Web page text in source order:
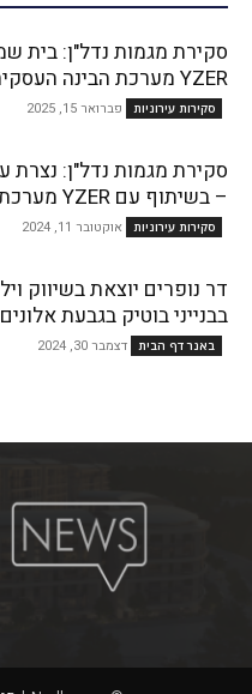
סקירת מגמות נדל"ן: בית
YZER מערכת הבינה העסקית
סקירות עירוניות פברואר 15, 2025
סקירת מגמות נדל"ן: נצרת
– בשיתוף עם YZER מערכת הבינה...
סקירות עירוניות אוקטובר 11, 2024
דר נופרים יוצאת בשיווק
בבנייני בוטיק בגבעת אלונים
באנר דף הבית דצמבר 30, 2024